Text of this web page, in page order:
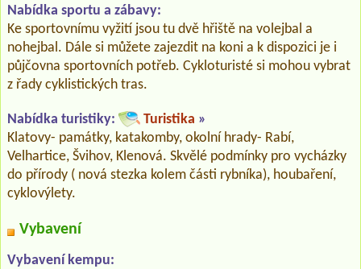
Nabídka sportu a zábavy:
Ke sportovnímu vyžití jsou tu dvě hřiště na volejbal a
nohejbal. Dále si můžete zajezdit na koni a k dispozici je i
půjčovna sportovních potřeb. Cykloturisté si mohou vybrat
z řady cyklistických tras.
Nabídka turistiky: Turistika »
Klatovy- památky, katakomby, okolní hrady- Rabí,
Velhartice, Švihov, Klenová. Skvělé podmínky pro vycházky
do přírody ( nová stezka kolem části rybníka), houbaření,
cyklovýlety.
Vybavení
Vybavení kempu: